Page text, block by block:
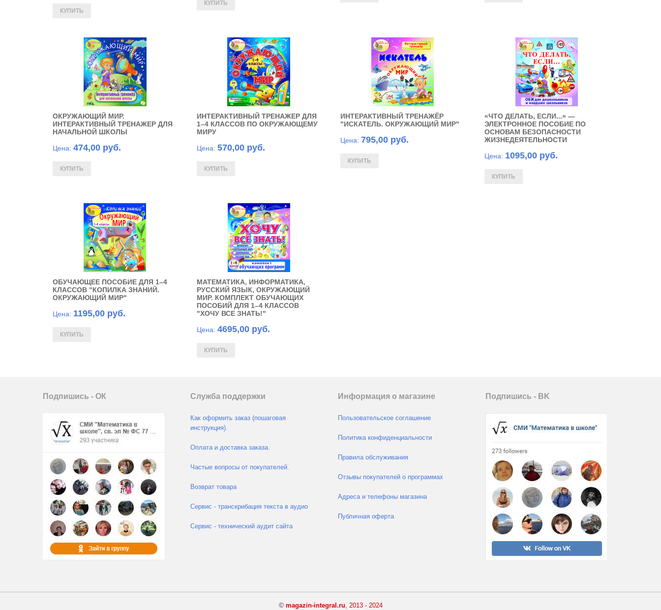
ОКРУЖАЮЩИЙ МИР.
ИНТЕРАКТИВНЫЙ ТРЕНАЖЕР ДЛЯ
НАЧАЛЬНОЙ ШКОЛЫ
Цена: 474,00 руб.
ИНТЕРАКТИВНЫЙ ТРЕНАЖЕР ДЛЯ
1–4 КЛАССОВ ПО ОКРУЖАЮЩЕМУ
МИРУ
Цена: 570,00 руб.
ИНТЕРАКТИВНЫЙ ТРЕНАЖЁР
"ИСКАТЕЛЬ. ОКРУЖАЮЩИЙ МИР"
Цена: 795,00 руб.
«ЧТО ДЕЛАТЬ, ЕСЛИ...» —
ЭЛЕКТРОННОЕ ПОСОБИЕ ПО
ОСНОВАМ БЕЗОПАСНОСТИ
ЖИЗНЕДЕЯТЕЛЬНОСТИ
Цена: 1095,00 руб.
ОБУЧАЮЩЕЕ ПОСОБИЕ ДЛЯ 1–4
КЛАССОВ "КОПИЛКА ЗНАНИЙ.
ОКРУЖАЮЩИЙ МИР"
Цена: 1195,00 руб.
МАТЕМАТИКА, ИНФОРМАТИКА,
РУССКИЙ ЯЗЫК, ОКРУЖАЮЩИЙ
МИР. КОМПЛЕКТ ОБУЧАЮЩИХ
ПОСОБИЙ ДЛЯ 1–4 КЛАССОВ
"ХОЧУ ВСЕ ЗНАТЬ!"
Цена: 4695,00 руб.
Подпишись - ОК Служба поддержки
Как оформить заказ (пошаговая
инструкция).
Оплата и доставка заказа.
Частые вопросы от покупателей.
Возврат товара
Сервис - транскрибация текста в аудио
Сервис - технический аудит сайта
Информация о магазине
Пользовательское соглашение
Политика конфиденциальности
Правила обслуживания
Отзывы покупателей о программах
Адреса и телефоны магазина
Публичная оферта
Подпишись - ВK
© magazin-integral.ru, 2013 - 2024